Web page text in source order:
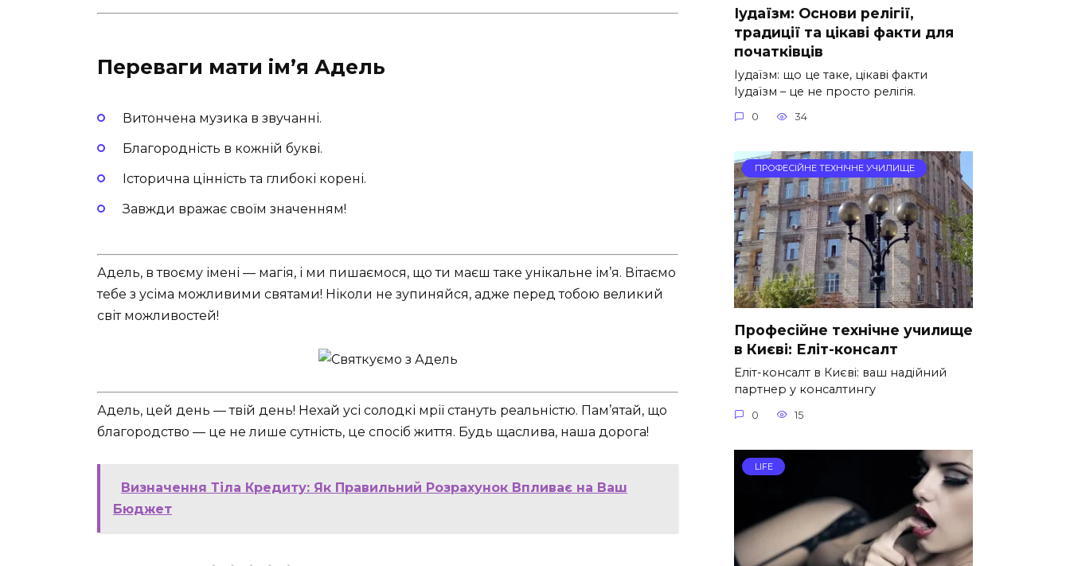
Переваги мати ім’я Адель
Витончена музика в звучанні.
Благородність в кожній букві.
Історична цінність та глибокі корені.
Завжди вражає своїм значенням!
Адель, в твоєму імені — магія, і ми пишаємося, що ти маєш таке унікальне ім’я. Вітаємо
тебе з усіма можливими святами! Ніколи не зупиняйся, адже перед тобою великий
світ можливостей!
Адель, цей день — твій день! Нехай усі солодкі мрії стануть реальністю. Пам’ятай, що
благородство — це не лише сутність, це спосіб життя. Будь щаслива, наша дорога!
Визначення Тіла Кредиту: Як Правильний Розрахунок Впливає на Ваш
Бюджет
Іудаїзм: Основи релігії,
традиції та цікаві факти для
початківців
Іудаїзм: що це таке, цікаві факти
Іудаїзм – це не просто релігія.
0 34
ПРОФЕСІЙНЕ ТЕХНІЧНЕ УЧИЛИЩЕ
Професійне технічне училище
в Києві: Еліт-консалт
Еліт-консалт в Києві: ваш надійний
партнер у консалтингу
0 15
LIFE